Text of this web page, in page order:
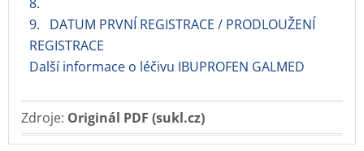
9. DATUM PRVNÍ REGISTRACE / PRODLOUŽENÍ
REGISTRACE
Další informace o léčivu IBUPROFEN GALMED
Zdroje: Originál PDF (sukl.cz)